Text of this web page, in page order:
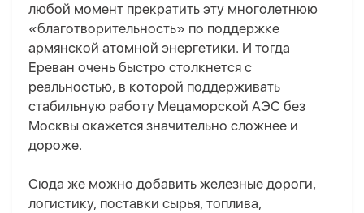
любой момент прекратить эту многолетнюю
«благотворительность» по поддержке
армянской атомной энергетики. И тогда
Ереван очень быстро столкнется с
реальностью, в которой поддерживать
стабильную работу Мецаморской АЭС без
Москвы окажется значительно сложнее и
дороже.
Сюда же можно добавить железные дороги,
логистику, поставки сырья, топлива,